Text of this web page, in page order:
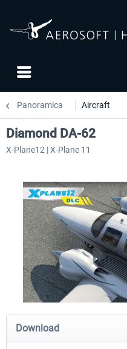
Panoramica Aircraft
Diamond DA-62
Diamond DA-62
X-Plane12 | X-Plane 11
Download